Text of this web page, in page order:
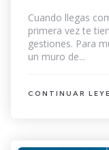
Cuando llegas
primera vez te
gestiones. Para
un muro de...
CONTINUAR